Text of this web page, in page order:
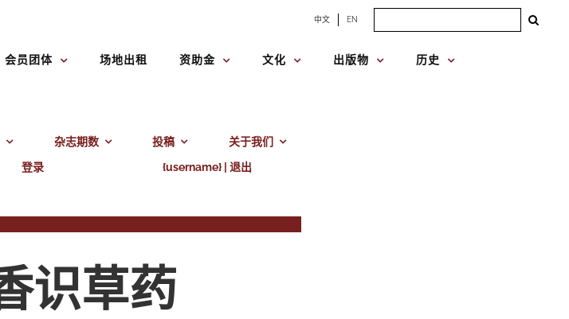
中文 EN
会员团体 场地出租 资助金 文化 出版物 历史
杂志期数 投稿
关于我们
登录
{username} | 退出
识草药